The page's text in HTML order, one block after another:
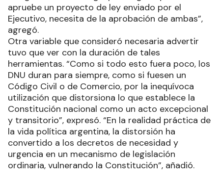
apruebe un proyecto de ley enviado por el
Ejecutivo, necesita de la aprobación de ambas”,
agregó.
Otra variable que consideró necesaria advertir
tuvo que ver con la duración de tales
herramientas. “Como si todo esto fuera poco, los
DNU duran para siempre, como si fuesen un
Código Civil o de Comercio, por la inequívoca
utilización que distorsiona lo que establece la
Constitución nacional como un acto excepcional
y transitorio”, expresó. “En la realidad práctica de
la vida política argentina, la distorsión ha
convertido a los decretos de necesidad y
urgencia en un mecanismo de legislación
ordinaria, vulnerando la Constitución”, añadió.